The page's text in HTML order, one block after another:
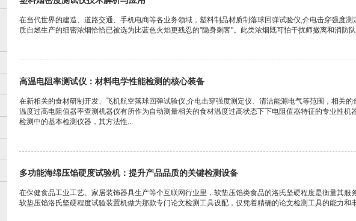
在当代世界的建造、道路交通、手机电商等各业务领域，塑料制品材质制落球回弹试验仪,介电击穿强度
质自燃生产的细密浓烟恰恰已被选为比蓝色火焰更残忍的"隐身刺客"。此类浓烟既可怕干扰师撤离和消防
高温电阻率测试仪：材料电学性能检测的核心装备
在新相关的食材研制开发、飞机航空落球回弹试验仪,介电击穿强度测定仪、清洁能源电气等范围，相关
温度过高电阻值器率查测机器仪有所作为自动测量相关的食材温度过高状态下下电阻值器特征的专业性
检测中的基本检测仪器，其方法性...
多功能海绵压馅硬度试验机：提升产品品质的关键检测设备
在保健食品工业工艺、家居装饰器具生产等个互联网行业里，软垫压馅类食品的洛氏坚硬程度是衡量其
软垫压馅洛氏坚硬程度试验装置机做为那款专门论文检测工具设配，仅凭着精确的论文检测工具的能力和